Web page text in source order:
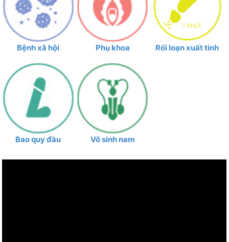
Bệnh xã hội Phụ khoa Rối loạn xuất tinh
Bao quy đầu Vô sinh nam